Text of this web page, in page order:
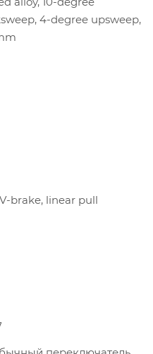
4-degree upsweep,
brake, linear pull